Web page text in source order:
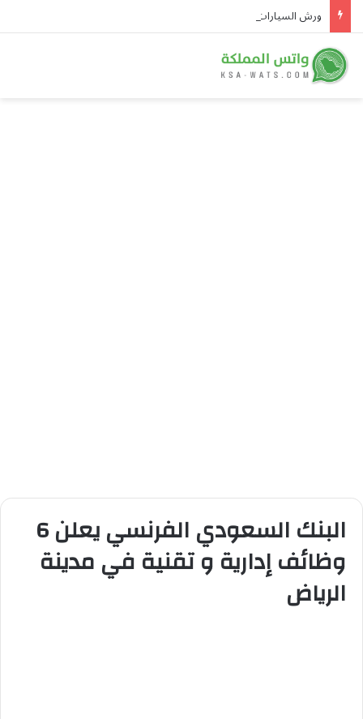
ورش السيارات.. فرصة تنتظر من يقودها
البنك السعودي الفرنسي يعلن 6
وظائف إدارية و تقنية في مدينة
الرياض